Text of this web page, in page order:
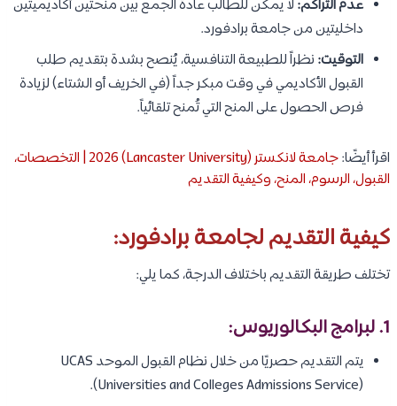
عدم التراكم: لا يمكن للطالب عادةً الجمع بين منحتين أكاديميتين
داخليتين من جامعة برادفورد.
التوقيت: نظراً للطبيعة التنافسية، يُنصح بشدة بتقديم طلب
القبول الأكاديمي في وقت مبكر جداً (في الخريف أو الشتاء) لزيادة
فرص الحصول على المنح التي تُمنح تلقائياً.
اقرأ أيضًا:
جامعة لانكستر (Lancaster University) 2026 | التخصصات،
القبول، الرسوم، المنح، وكيفية التقديم
كيفية التقديم لجامعة برادفورد:
تختلف طريقة التقديم باختلاف الدرجة، كما يلي:
1. لبرامج البكالوريوس:
يتم التقديم حصريًا من خلال نظام القبول الموحد UCAS
(Universities and Colleges Admissions Service).